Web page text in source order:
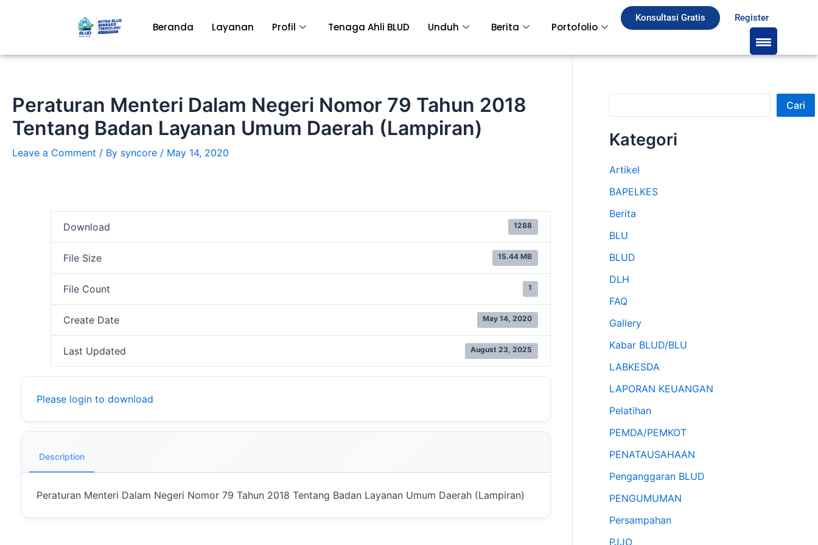
Beranda Layanan Profil Tenaga Ahli BLUD Unduh Berita Portofolio
Konsultasi Gratis Register
Peraturan Menteri Dalam Negeri Nomor 79 Tahun 2018
Tentang Badan Layanan Umum Daerah (Lampiran)
Leave a Comment / By syncore / May 14, 2020
Download 1288
File Size 15.44 MB
File Count 1
Create Date May 14, 2020
Last Updated August 23, 2025
Please login to download
Description
Peraturan Menteri Dalam Negeri Nomor 79 Tahun 2018 Tentang Badan Layanan Umum Daerah (Lampiran)
Cari
Kategori
Artikel
BAPELKES
Berita
BLU
BLUD
DLH
FAQ
Gallery
Kabar BLUD/BLU
LABKESDA
LAPORAN KEUANGAN
Pelatihan
PEMDA/PEMKOT
PENATAUSAHAAN
Penganggaran BLUD
PENGUMUMAN
Persampahan
PJJO